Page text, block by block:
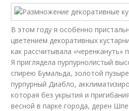
В этом году я особенно
цветением декоративных
как рассчитывала «черенкануть»
Я приглядела пурпурнолистый
спирею Бумальда, золотой
пурпурный Диабло,
которая без укрытия и
весной в парке города, дерен